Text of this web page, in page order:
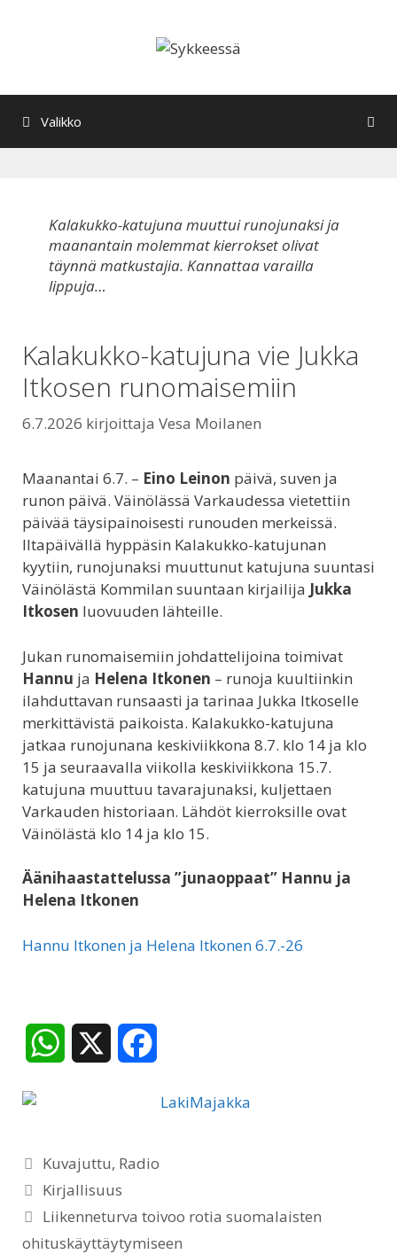
Valikko
Kalakukko-katujuna muuttui runojunaksi ja
maanantain molemmat kierrokset olivat
täynnä matkustajia. Kannattaa varailla
lippuja…
Kalakukko-katujuna vie Jukka
Itkosen runomaisemiin
6.7.2026 kirjoittaja Vesa Moilanen
Maanantai 6.7. – Eino Leinon päivä, suven ja
runon päivä. Väinölässä Varkaudessa vietettiin
päivää täysipainoisesti runouden merkeissä.
Iltapäivällä hyppäsin Kalakukko-katujunan
kyytiin, runojunaksi muuttunut katujuna suuntasi
Väinölästä Kommilan suuntaan kirjailija Jukka
Itkosen luovuuden lähteille.
Jukan runomaisemiin johdattelijoina toimivat
Hannu ja Helena Itkonen – runoja kuultiinkin
ilahduttavan runsaasti ja tarinaa Jukka Itkoselle
merkittävistä paikoista. Kalakukko-katujuna
jatkaa runojunana keskiviikkona 8.7. klo 14 ja klo
15 ja seuraavalla viikolla keskiviikkona 15.7.
katujuna muuttuu tavarajunaksi, kuljettaen
Varkauden historiaan. Lähdöt kierroksille ovat
Väinölästä klo 14 ja klo 15.
Äänihaastattelussa ”junaoppaat” Hannu ja
Helena Itkonen
Hannu Itkonen ja Helena Itkonen 6.7.-26
t
s
A
e
o
Kategoriat
Kuvajuttu, Radio
Avainsanat
Kirjallisuus
Liikenneturva toivoo rotia suomalaisten
ohituskäyttäytymiseen